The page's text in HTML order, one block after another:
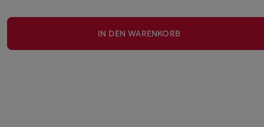
IN DEN WARENKORB